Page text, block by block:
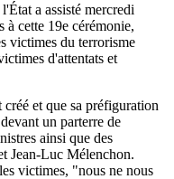
a assisté mercredi
à cette 19e cérémonie,
victimes du terrorisme
d'attentats et
et que sa préfiguration
un parterre de
ainsi que des
Jean-Luc Mélenchon.
victimes, "nous ne nous